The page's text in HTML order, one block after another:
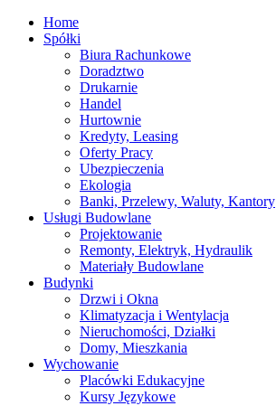
Home
Spółki
Biura Rachunkowe
Doradztwo
Drukarnie
Handel
Hurtownie
Kredyty, Leasing
Oferty Pracy
Ubezpieczenia
Ekologia
Banki, Przelewy, Waluty, Kantory
Usługi Budowlane
Projektowanie
Remonty, Elektryk, Hydraulik
Materiały Budowlane
Budynki
Drzwi i Okna
Klimatyzacja i Wentylacja
Nieruchomości, Działki
Domy, Mieszkania
Wychowanie
Placówki Edukacyjne
Kursy Językowe